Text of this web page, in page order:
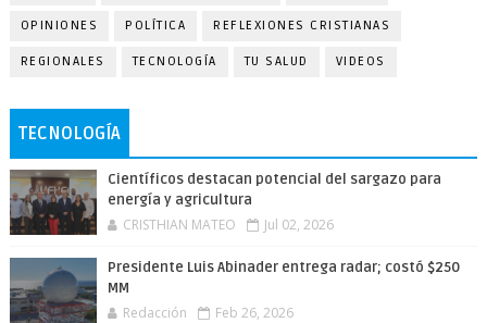
OPINIONES POLÍTICA REFLEXIONES CRISTIANAS
REGIONALES TECNOLOGÍA TU SALUD VIDEOS
TECNOLOGÍA
Científicos destacan potencial del sargazo para
energía y agricultura
CRISTHIAN MATEO Jul 02, 2026
Presidente Luis Abinader entrega radar; costó $250
MM
Redacción Feb 26, 2026